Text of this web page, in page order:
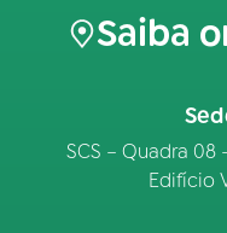
Saiba
SCS – Quadra 08
Edifício